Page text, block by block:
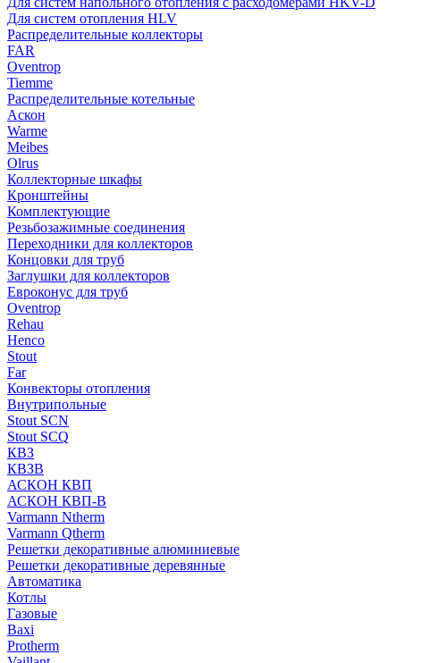
Для систем отопления HLV
Распределительные коллекторы
FAR
Oventrop
Tiemme
Распределительные котельные
Аскон
Warme
Meibes
Olrus
Коллекторные шкафы
Кронштейны
Комплектующие
Резьбозажимные соединения
Переходники для коллекторов
Концовки для труб
Заглушки для коллекторов
Евроконус для труб
Oventrop
Rehau
Henco
Stout
Far
Конвекторы отопления
Внутрипольные
Stout SCN
Stout SCQ
КВЗ
КВЗВ
АСКОН КВП
АСКОН КВП-В
Varmann Ntherm
Varmann Qtherm
Решетки декоративные алюминиевые
Решетки декоративные деревянные
Автоматика
Котлы
Газовые
Baxi
Protherm